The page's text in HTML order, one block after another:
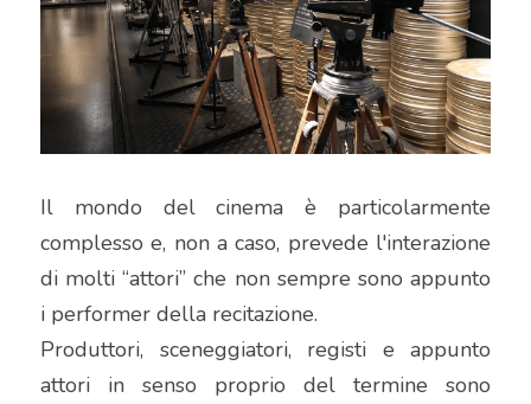
Il mondo del cinema è particolarmente
complesso e, non a caso, prevede l'interazione
di molti “attori” che non sempre sono appunto
i performer della recitazione.
Produttori, sceneggiatori, registi e appunto
attori in senso proprio del termine sono